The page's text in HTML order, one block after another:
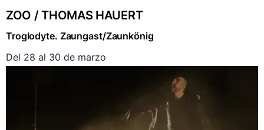
ZOO / THOMAS HAUERT
Troglodyte. Zaungast/Zaunkönig
Del 28 al 30 de marzo